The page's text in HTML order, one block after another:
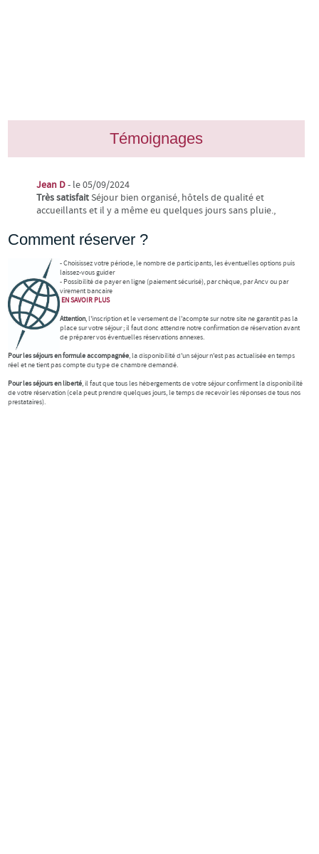
Témoignages
Jean D- le 05/09/2024
Très satisfaitSéjour bien organisé, hôtels de qualité et
accueillants et il y a même eu quelques jours sans pluie.,
Comment réserver ?
- Choisissez votre période, le nombre de participants, les éventuelles options puis
laissez-vous guider
- Possibilité de payer en ligne (paiement sécurisé), par chèque, par Ancv ou par
virement bancaire
EN SAVOIR PLUS
Attention, l'inscription et le versement de l'acompte sur notre site ne garantit pas la
place sur votre séjour ; il faut donc attendre notre confirmation de réservation avant
de préparer vos éventuelles réservations annexes.
Pour les séjours en formule accompagnée, la disponibilité d'un séjour n'est pas actualisée en temps
réel et ne tient pas compte du type de chambre demandé.
Pour les séjours en liberté, il faut que tous les hébergements de votre séjour confirment la disponibilité
de votre réservation (cela peut prendre quelques jours, le temps de recevoir les réponses de tous nos
prestataires).